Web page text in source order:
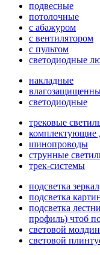
подвесные
потолочные
с абажуром
с вентилятором
с пультом
светодиодные
накладные
светодиодные
трековые
комплектующие
шинопроводы
струнные
трек-системы
подсветка зеркал
подсветка
подсветка
профиль) чтоб
световой
световой